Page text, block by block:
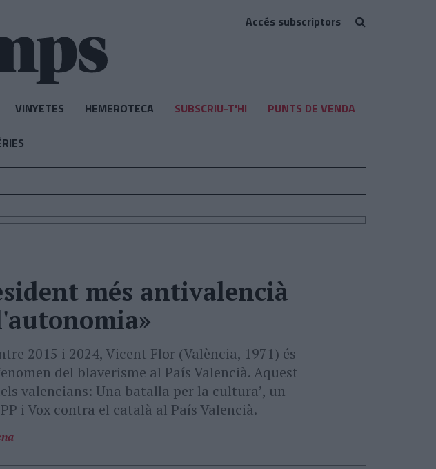
Accés subscriptors
VINYETES HEMEROTECA SUBSCRIU-T'HI PUNTS DE VENDA
més antivalencià
2015 i 2024, Vicent Flor (València, 1971) és
del blaverisme al País Valencià. Aquest
valencians: Una batalla per la cultura’, un
i Vox contra el català al País Valencià.